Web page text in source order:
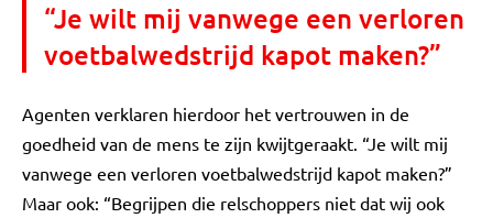
“Je wilt mij vanwege een verloren
voetbalwedstrijd kapot maken?”
Agenten verklaren hierdoor het vertrouwen in de
goedheid van de mens te zijn kwijtgeraakt. “Je wilt mij
vanwege een verloren voetbalwedstrijd kapot maken?”
Maar ook: “Begrijpen die relschoppers niet dat wij ook